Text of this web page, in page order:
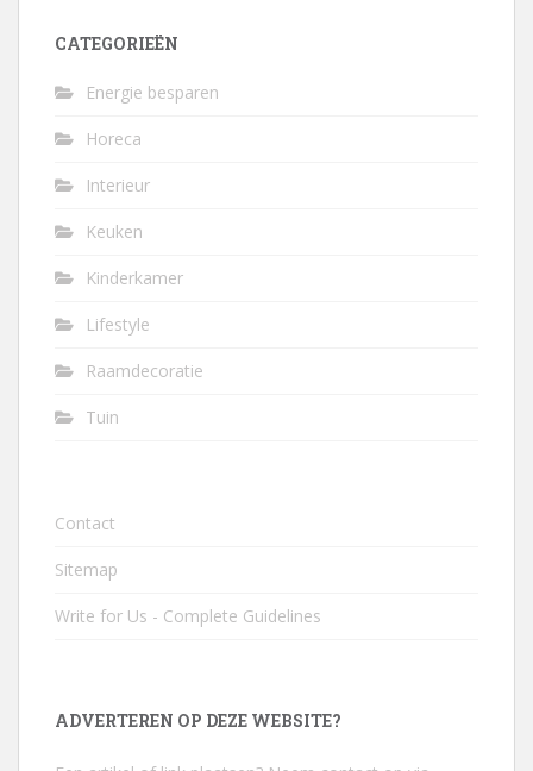
CATEGORIEËN
Energie besparen
Horeca
Interieur
Keuken
Kinderkamer
Lifestyle
Raamdecoratie
Tuin
Contact
Sitemap
Write for Us - Complete Guidelines
ADVERTEREN OP DEZE WEBSITE?